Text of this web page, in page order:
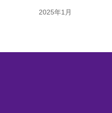
2025年1月